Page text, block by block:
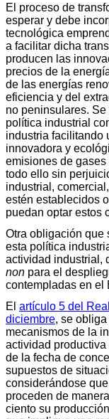
El proceso de
esperar y debe
tecnológica
a facilitar dicha
producen las
precios de la
de las energías
eficiencia y del
no peninsulares.
política industrial
industria facilitando
innovadora y
emisiones de
todo ello sin
industrial,
estén establecidos
puedan optar estos
Otra obligación que
esta política
actividad industrial,
non para el
contempladas en el
El artículo 5 del
diciembre, se
mecanismos de la
actividad
de la fecha de
supuestos de
considerándose
proceden de
ciento su